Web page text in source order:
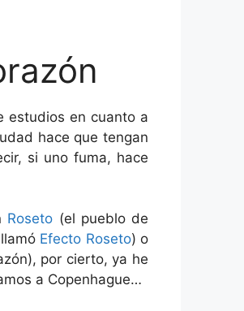
estudios en cuanto a
hace que tengan
si uno fuma, hace
Roseto (el pueblo de
Efecto Roseto) o
por cierto, ya he
a Copenhague…